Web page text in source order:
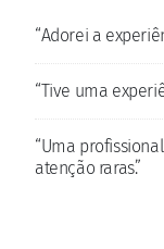
“Adorei a
“Tive uma
“Uma
atenção raras.”